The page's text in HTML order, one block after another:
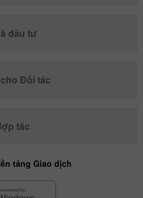
đầu tư
Đối tác
tác
tảng Giao dịch